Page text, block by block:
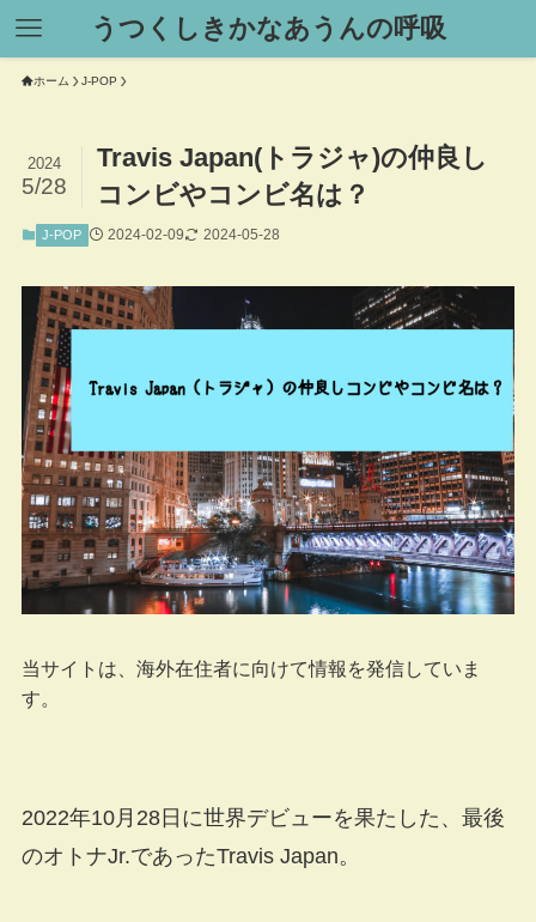
うつくしきかなあうんの呼吸
ホーム J-POP
Travis Japan(トラジャ)の仲良し
コンビやコンビ名は？
2024
5/28
J-POP 2024-02-09 2024-05-28
当サイトは、海外在住者に向けて情報を発信していま
す。
2022年10月28日に世界デビューを果たした、最後
のオトナJr.であったTravis Japan。